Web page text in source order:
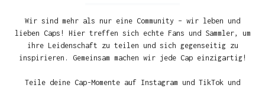
Wir sind mehr als nur eine Community – wir leben und
lieben Caps! Hier treffen sich echte Fans und Sammler, um
ihre Leidenschaft zu teilen und sich gegenseitig zu
inspirieren. Gemeinsam machen wir jede Cap einzigartig!
Teile deine Cap-Momente auf Instagram und TikTok und